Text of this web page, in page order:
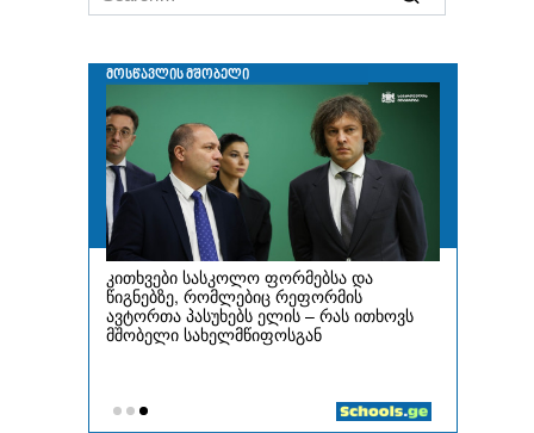
for: